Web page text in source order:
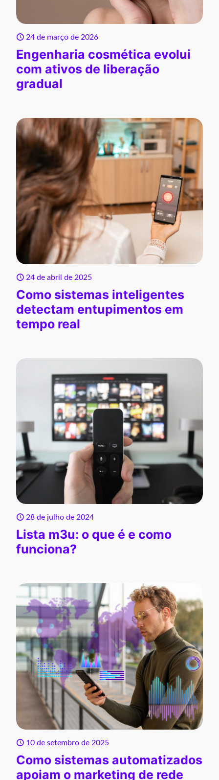
24 de março de 2026
Engenharia cosmética evolui
com ativos de liberação
gradual
24 de abril de 2025
Como sistemas inteligentes
detectam entupimentos em
tempo real
28 de julho de 2024
Lista m3u: o que é e como
funciona?
10 de setembro de 2025
Como sistemas automatizados
apoiam o marketing de rede